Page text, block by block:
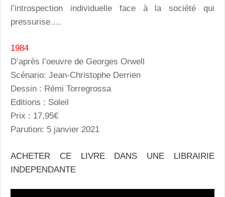
l’introspection individuelle face à la société qui
pressurise….
1984
D’après l’oeuvre de Georges Orwell
Scénario: Jean-Christophe Derrien
Dessin : Rémi Torregrossa
Editions : Soleil
Prix : 17,95€
Parution: 5 janvier 2021
ACHETER CE LIVRE DANS UNE LIBRAIRIE
INDEPENDANTE